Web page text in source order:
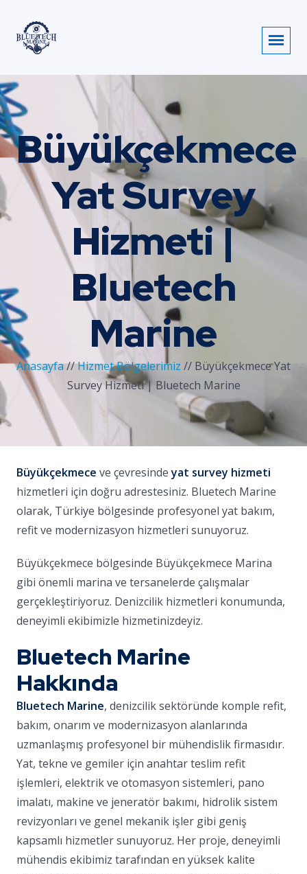
Büyükçekmece
Yat Survey
Hizmeti |
Bluetech
Marine
Anasayfa//Hizmet Bölgelerimiz // Büyükçekmece Yat
Survey Hizmeti | Bluetech Marine
Büyükçekmece ve çevresindeyat survey hizmeti
hizmetleri için doğru adrestesiniz. Bluetech Marine
olarak, Türkiye bölgesinde profesyonel yat bakım,
refit ve modernizasyon hizmetleri sunuyoruz.
Büyükçekmece bölgesinde Büyükçekmece Marina
gibi önemli marina ve tersanelerde çalışmalar
gerçekleştiriyoruz. Denizcilik hizmetleri konumunda,
deneyimli ekibimizle hizmetinizdeyiz.
Bluetech Marine
Hakkında
Bluetech Marine, denizcilik sektöründe komple refit,
bakım, onarım ve modernizasyon alanlarında
uzmanlaşmış profesyonel bir mühendislik firmasıdır.
Yat, tekne ve gemiler için anahtar teslim refit
işlemleri, elektrik ve otomasyon sistemleri, pano
imalatı, makine ve jeneratör bakımı, hidrolik sistem
revizyonları ve genel mekanik işler gibi geniş
kapsamlı hizmetler sunuyoruz. Her proje, deneyimli
mühendis ekibimiz tarafından en yüksek kalite